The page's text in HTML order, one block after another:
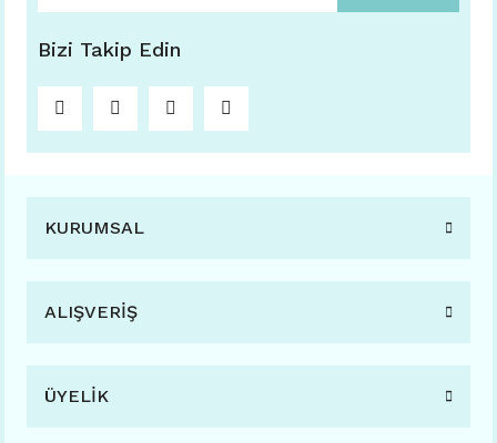
Bizi Takip Edin
KURUMSAL
ALIŞVERİŞ
ÜYELİK